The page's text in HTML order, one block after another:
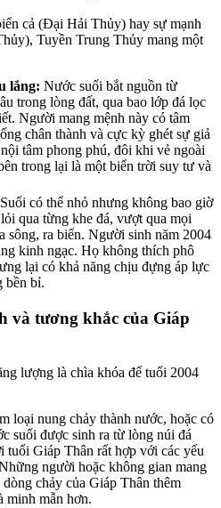
cả (Đại Hải Thủy) hay sự mạnh
Tuyền Trung Thủy mang một
lắng: Nước suối bắt nguồn từ
trong lòng đất, qua bao lớp đá lọc
Người mang mệnh này có tâm
chân thành và cực kỳ ghét sự giả
tâm phong phú, đôi khi vẻ ngoài
trong lại là một biển trời suy tư và
Suối có thể nhỏ nhưng không bao giờ
qua từng khe đá, vượt qua mọi
sông, ra biển. Người sinh năm 2004
kinh ngạc. Họ không thích phô
lại có khả năng chịu đựng áp lực
bền bỉ.
và tương khắc của Giáp
lượng là chìa khóa để tuổi 2004
loại nung chảy thành nước, hoặc có
suối được sinh ra từ lòng núi đá
Giáp Thân rất hợp với các yếu
người hoặc không gian mang
chảy của Giáp Thân thêm
minh mẫn hơn.